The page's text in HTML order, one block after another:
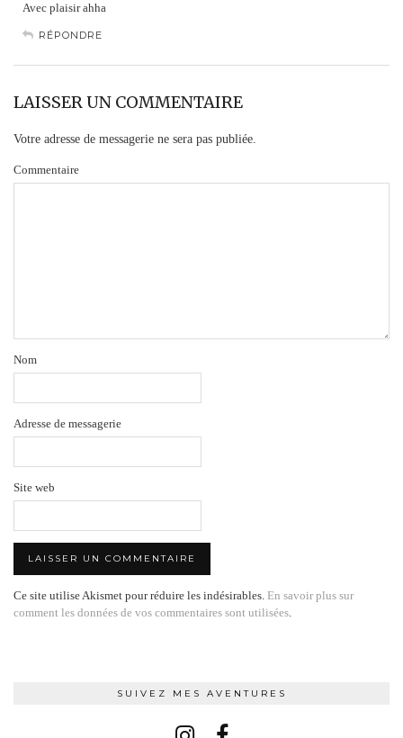
Avec plaisir ahha
RÉPONDRE
LAISSER UN COMMENTAIRE
Votre adresse de messagerie ne sera pas publiée.
Commentaire
Nom
Adresse de messagerie
Site web
Ce site utilise Akismet pour réduire les indésirables. En savoir plus sur
comment les données de vos commentaires sont utilisées.
SUIVEZ MES AVENTURES